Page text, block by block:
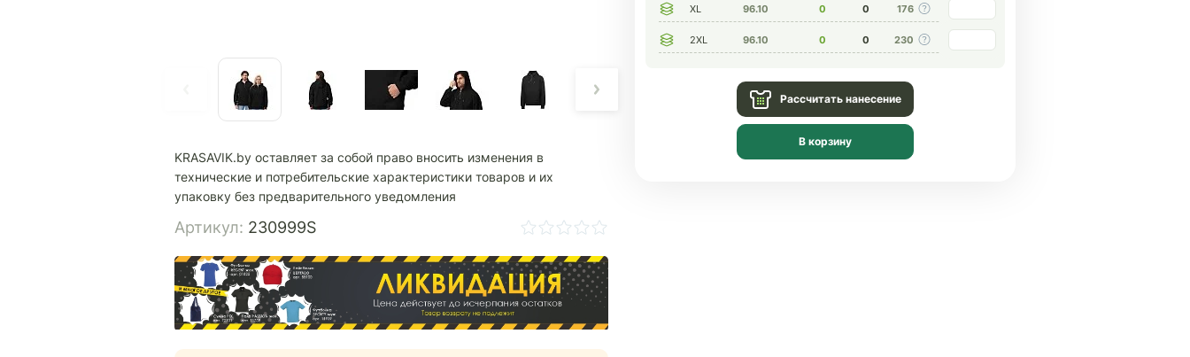
KRASAVIK.by оставляет за собой право вносить изменения в
технические и потребительские характеристики товаров и их
упаковку без предварительного уведомления
Артикул: 230999S
XL 96.10 0 0 176
2XL 96.10 0 0 230
Рассчитать нанесение
В корзину